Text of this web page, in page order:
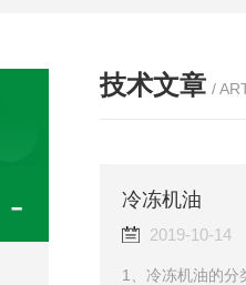
技术文章 /
冷冻机油
2019-10-14
1、冷冻机油的分